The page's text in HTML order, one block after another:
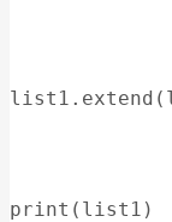
print(list1)